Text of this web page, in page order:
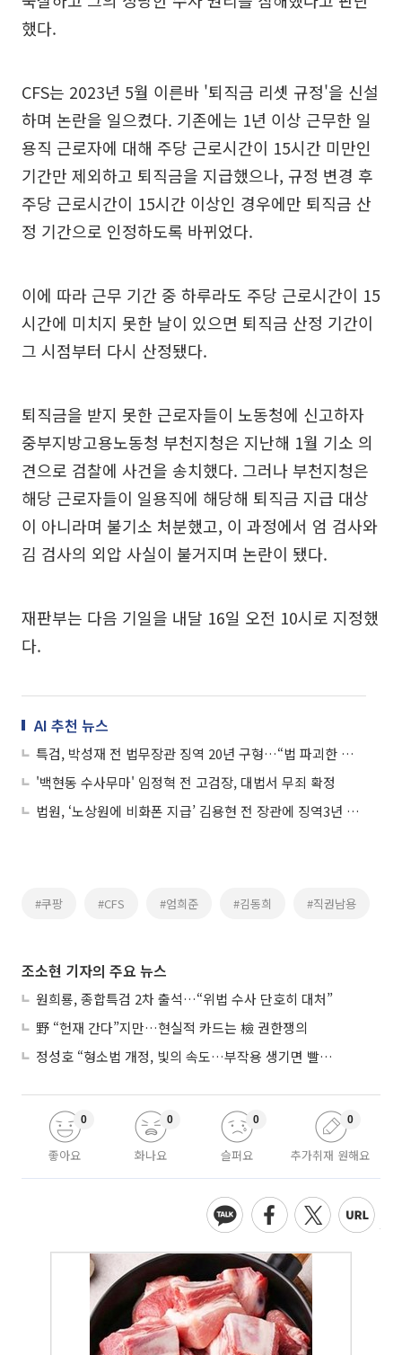
했다.
CFS는 2023년 5월 이른바 '퇴직금 리셋 규정'을 신설
하며 논란을 일으켰다. 기존에는 1년 이상 근무한 일
용직 근로자에 대해 주당 근로시간이 15시간 미만인
기간만 제외하고 퇴직금을 지급했으나, 규정 변경 후
주당 근로시간이 15시간 이상인 경우에만 퇴직금 산
정 기간으로 인정하도록 바뀌었다.
이에 따라 근무 기간 중 하루라도 주당 근로시간이 15
시간에 미치지 못한 날이 있으면 퇴직금 산정 기간이
그 시점부터 다시 산정됐다.
퇴직금을 받지 못한 근로자들이 노동청에 신고하자
중부지방고용노동청 부천지청은 지난해 1월 기소 의
견으로 검찰에 사건을 송치했다. 그러나 부천지청은
해당 근로자들이 일용직에 해당해 퇴직금 지급 대상
이 아니라며 불기소 처분했고, 이 과정에서 엄 검사와
김 검사의 외압 사실이 불거지며 논란이 됐다.
재판부는 다음 기일을 내달 16일 오전 10시로 지정했
다.
AI 추천 뉴스
특검, 박성재 전 법무장관 징역 20년 구형…“법 파괴한 법 기술자”
'백현동 수사무마' 임정혁 전 고검장, 대법서 무죄 확정
법원, ‘노상원에 비화폰 지급’ 김용현 전 장관에 징역3년 선고
#쿠팡 #CFS #엄희준 #김동희 #직권남용
조소현 기자의 주요 뉴스
원희룡, 종합특검 2차 출석…“위법 수사 단호히 대처”
野 “헌재 간다”지만…현실적 카드는 檢 권한쟁의
정성호 “형소법 개정, 빛의 속도…부작용 생기면 빨리 고쳐야”
좋아요
0
화나요
0
슬퍼요
0
추가취재 원해요
0